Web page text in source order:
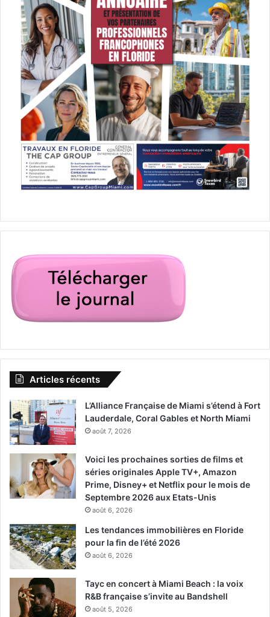
Articles récents
L’Alliance Française de Miami s’étend à Fort
Lauderdale, Coral Gables et North Miami
août 7, 2026
Voici les prochaines sorties de films et
séries originales Apple TV+, Amazon
Prime, Disney+ et Netflix pour le mois de
Septembre 2026 aux Etats-Unis
août 6, 2026
Les tendances immobilières en Floride
pour la fin de l’été 2026
août 6, 2026
Tayc en concert à Miami Beach : la voix
R&B française s’invite au Bandshell
août 5, 2026